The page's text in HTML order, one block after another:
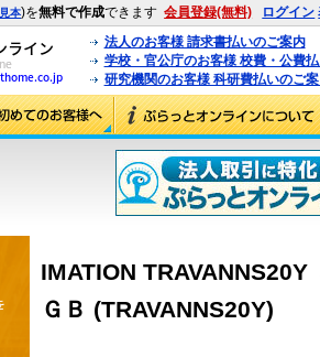
見本)を無料で作成できます 会員登録(無料) ログイン
法人のお客様 請求書払いのご案内
学校・官公庁のお客様 校費・公費
研究機関のお客様 科研費払いのご
IMATION
ＧＢ (TRAVANNS20Y)